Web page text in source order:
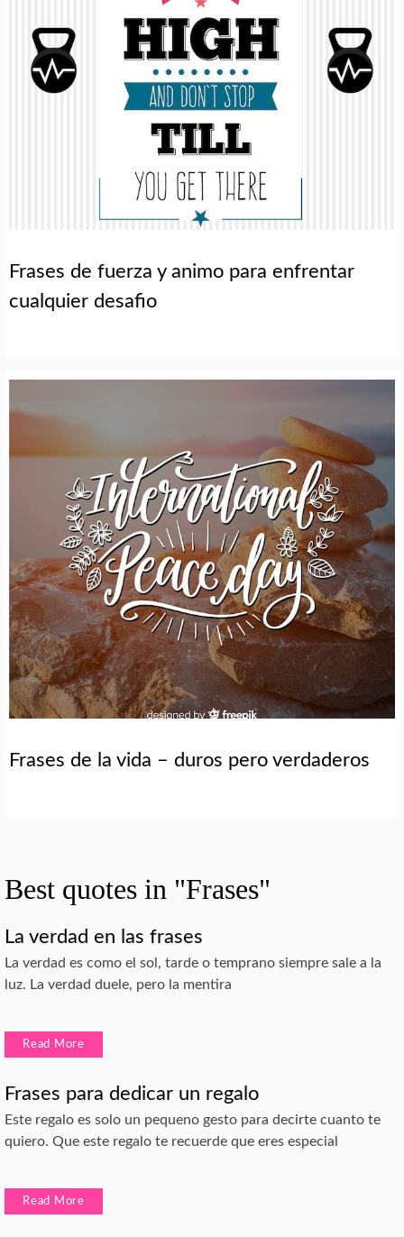
Frases de fuerza y animo para enfrentar
cualquier desafio
Frases de la vida – duros pero verdaderos
Best quotes in "Frases"
La verdad en las frases
La verdad es como el sol, tarde o temprano siempre sale a la
luz. La verdad duele, pero la mentira
Read More
Frases para dedicar un regalo
Este regalo es solo un pequeno gesto para decirte cuanto te
quiero. Que este regalo te recuerde que eres especial
Read More